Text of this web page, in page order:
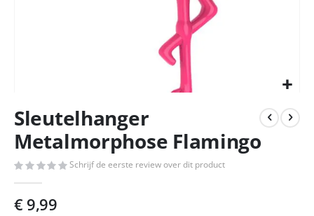
naar
het
begin
de
afbeeldingen-
gallerij
Sleutelhanger
Metalmorphose Flamingo
Schrijf de eerste review over dit product
€ 9,99